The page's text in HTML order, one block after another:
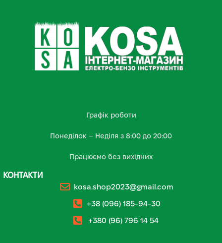
Графік роботи
Понеділок – Неділя з 8:00 до 20:00
Працюємо без вихідних
КОНТАКТИ
kosa.shop2023@gmail.com
+38 (096) 185-94-30
+380 (96) 796 14 54